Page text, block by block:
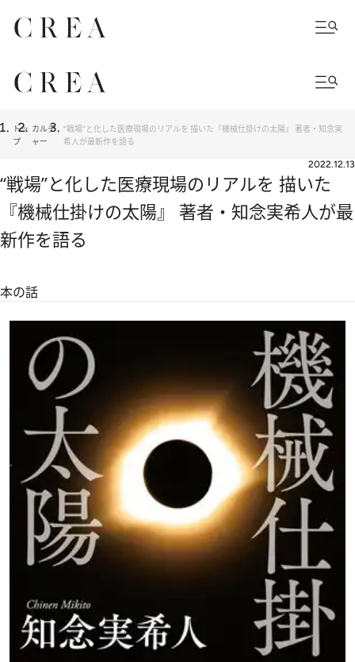
トッ
プ
カルチ
ャー
“戦場”と化した医療現場のリアルを 描いた『機械仕掛けの太陽』 著者・知念実
希人が最新作を語る
2022.12.13
“戦場”と化した医療現場のリアルを 描いた
『機械仕掛けの太陽』 著者・知念実希人が最
新作を語る
本の話